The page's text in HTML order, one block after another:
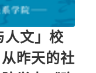
人文」校
昨天的社